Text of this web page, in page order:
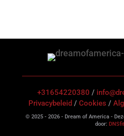
+31654220380 /
Privacybeleid /Cookies /
© 2025 - 2026 - Dream of America -
door: DNSfit